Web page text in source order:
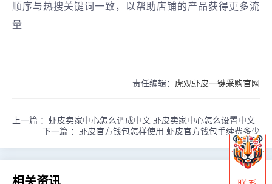
顺序与热搜关键词一致，以帮助店铺的产品获得更多流
量
责任编辑： 虎观虾皮一键采购官网
上一篇 ： 虾皮卖家中心怎么调成中文 虾皮卖家中心怎么设置中文
下一篇 ： 虾皮官方钱包怎样使用 虾皮官方钱包手续费多少